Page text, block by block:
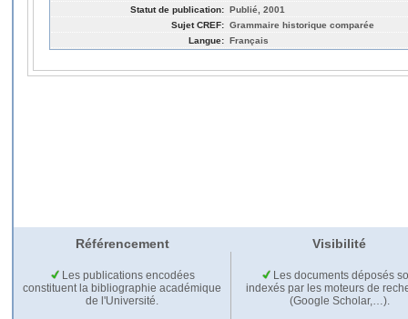
Statut de publication: Publié, 2001
Sujet CREF: Grammaire historique comparée
Langue: Français
Référencement Visibilité
Les publications encodées
constituent la bibliographie académique
de l'Université.
Les documents déposés
indexés par les moteurs de
(Google Scholar,…).